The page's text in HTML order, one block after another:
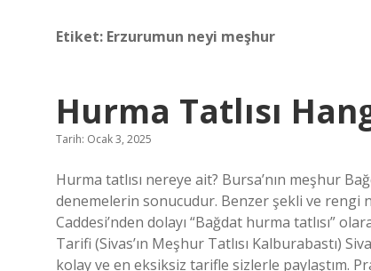
Etiket: Erzurumun neyi meşhur
Hurma Tatlısı
Tarih: Ocak 3, 2025
Hurma tatlısı nereye ait? Bursa’nın meşhur
denemelerin sonucudur. Benzer şekli ve rengi
Caddesi’nden dolayı “Bağdat hurma tatlısı”
Tarifi (Sivas’ın Meşhur Tatlısı Kalburabastı)
kolay ve en eksiksiz tarifle sizlerle paylaştım.